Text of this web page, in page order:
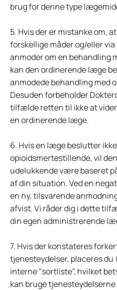
brug for denne type
5. Hvis der er mistanke om,
forskellige måder og/eller
anmoder om en behandling
kan den ordinerende læge
anmodede behandling med
Desuden forbeholder
tilfælde retten til ikke at
en ordinerende læge.
6. Hvis en læge beslutter
opioidsmertestillende, vil
udelukkende være baseret
af din situation. Ved en
en ny, tilsvarende
afvist. Vi råder dig i dette
din egen administrerende
7. Hvis der konstateres
tjenesteydelser, placeres du
interne "sortliste", hvilket
kan bruge